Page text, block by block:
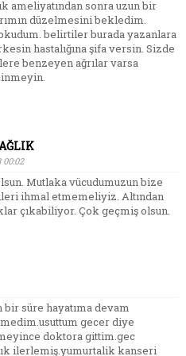
ameliyatından sonra uzun bir
düzelmesini bekledim.
belirtiler burada yazanlara
hastalığına şifa versin. Sizde
benzeyen ağrılar varsa
00:02
Mutlaka vücudumuzun bize
ihmal etmemeliyiz. Altından
çıkabiliyor. Çok geçmiş olsun.
bir süre hayatıma devam
gecer diye
doktora gittim.gec
ilerlemiş.yumurtalik kanseri